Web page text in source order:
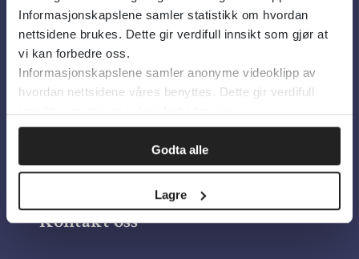
Informasjonskapslene samler statistikk om hvordan
nettsidene brukes. Dette gir verdifull innsikt som gjør at
vi kan forbedre oss.
Informasjonskapslene samler anonyme videoklipp av
hvordan nettsidene våres benyttes. Dette gir verdifull
innsikt som gjør at vi kan forbedre oss.
Godta alle
Lagre
Om Helsebiblioteket
Personvern og informasjonskapsler
Tilgjengelighetserklæring
Information in English
Bilder fra Colourbox.com
Kontakt oss